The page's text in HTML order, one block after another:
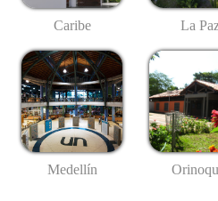
Caribe La
Medellín